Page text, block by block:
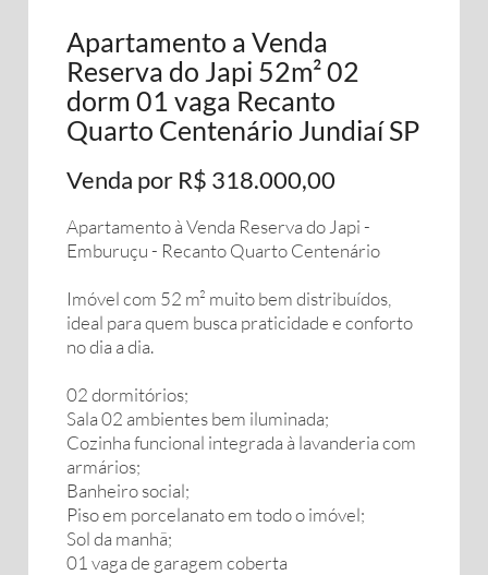
Apartamento a Venda
Reserva do Japi 52m² 02
dorm 01 vaga Recanto
Quarto Centenário Jundiaí SP
Venda por R$ 318.000,00
Apartamento à Venda Reserva do Japi -
Emburuçu - Recanto Quarto Centenário
Imóvel com 52 m² muito bem distribuídos,
ideal para quem busca praticidade e conforto
no dia a dia.
02 dormitórios;
Sala 02 ambientes bem iluminada;
Cozinha funcional integrada à lavanderia com
armários;
Banheiro social;
Piso em porcelanato em todo o imóvel;
️Sol da manhã;
01 vaga de garagem coberta